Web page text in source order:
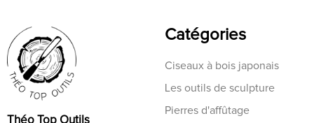
Théo Top Outils
Catégories
Ciseaux à bois japonais
Les outils de sculpture
Pierres d'affûtage